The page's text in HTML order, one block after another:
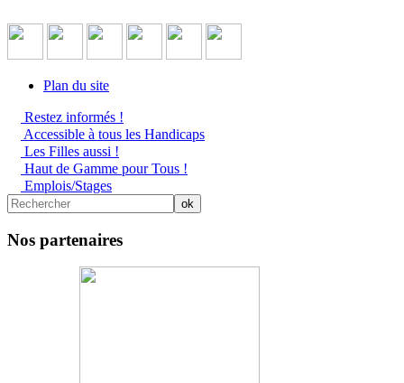
Plan du site
Restez informés !
Accessible à tous les Handicaps
Les Filles aussi !
Haut de Gamme pour Tous !
Emplois/Stages
Nos partenaires